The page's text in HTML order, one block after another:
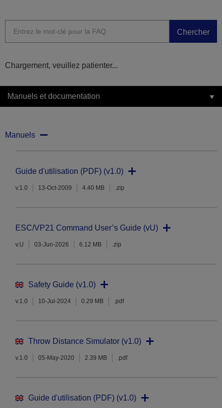
Chercher
Chargement, veuillez patienter...
Manuels et documentation
Manuels
Guide d'utilisation (PDF) (v1.0)
v.1.0 13-Oct-2009 4.40 MB .zip
ESC/VP21 Command User’s Guide (vU)
v.U 03-Jun-2026 6.12 MB .zip
Safety Guide (v1.0)
v.1.0 10-Jul-2024 0.29 MB .pdf
Throw Distance Simulator (v1.0)
v.1.0 05-May-2020 2.39 MB .pdf
Guide d'utilisation (PDF) (v1.0)